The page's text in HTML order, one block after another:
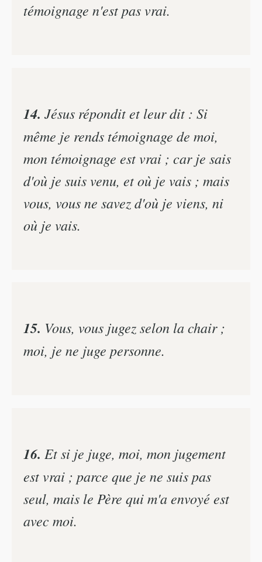
témoignage n'est pas vrai.
14. Jésus répondit et leur dit : Si
même je rends témoignage de moi,
mon témoignage est vrai ; car je sais
d'où je suis venu, et où je vais ; mais
vous, vous ne savez d'où je viens, ni
où je vais.
15. Vous, vous jugez selon la chair ;
moi, je ne juge personne.
16. Et si je juge, moi, mon jugement
est vrai ; parce que je ne suis pas
seul, mais le Père qui m'a envoyé est
avec moi.